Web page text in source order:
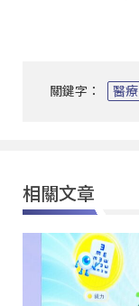
關鍵字： 醫療
相關文章